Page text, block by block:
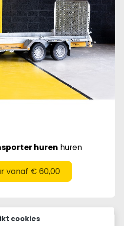
huren huren
vanaf € 60,00
cookies